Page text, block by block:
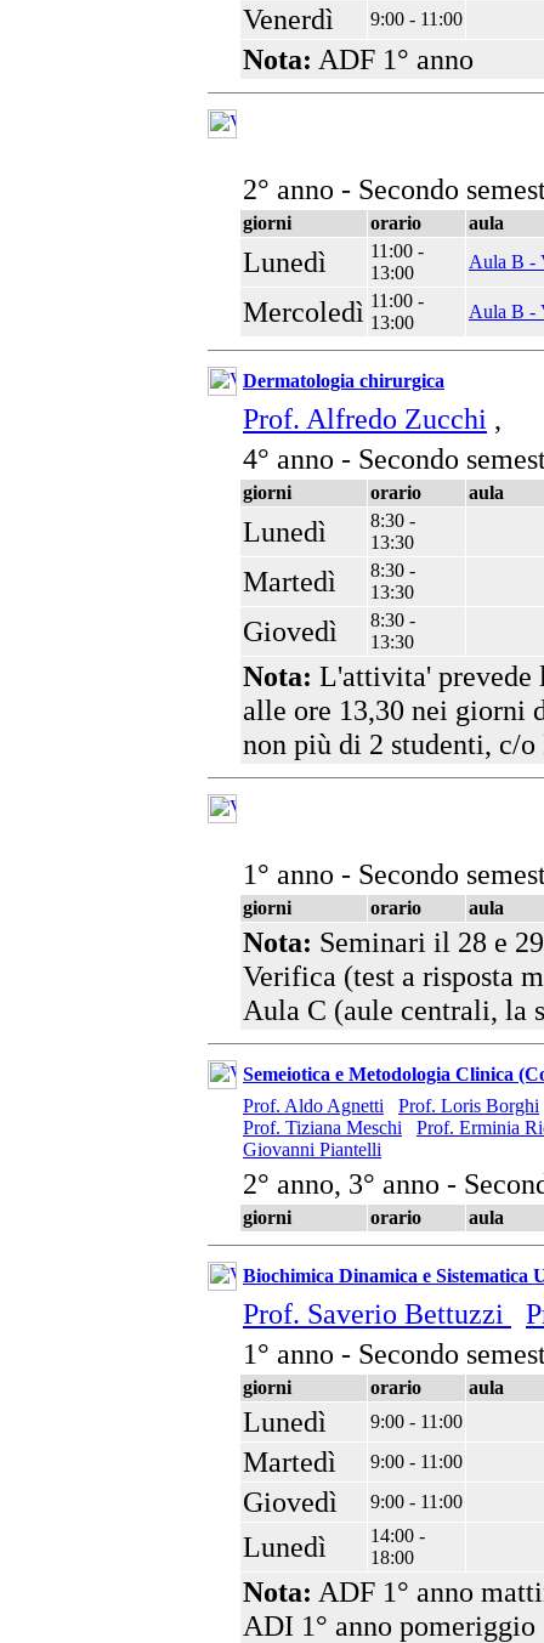
Venerdì 9:00 - 11:00
Nota: ADF 1° anno
2° anno - Secondo
giorni orario aula
Lunedì
11:00 -
13:00
Aula B -
Mercoledì 11:00 -
13:00
Aula B -
Dermatologia chirurgica
Prof. Alfredo Zucchi ,
4° anno - Secondo
giorni orario aula
Lunedì
8:30 -
13:30
Martedì
8:30 -
13:30
Giovedì
8:30 -
13:30
Nota: L'attivita' prevede
alle ore 13,30 nei giorni
non più di 2 studenti, c/
1° anno - Secondo
giorni orario aula
Nota: Seminari il 28 e
Verifica (test a risposta
Aula C (aule centrali, la
Semeiotica e Metodologia Clinica
Prof. Aldo Agnetti
Prof. Loris Borghi
Prof. Tiziana Meschi
Prof. Erminia
Giovanni Piantelli
2° anno, 3° anno -
giorni orario aula
Biochimica Dinamica e Sistematica
Prof. Saverio Bettuzzi
1° anno - Secondo
giorni orario aula
Lunedì 9:00 - 11:00
Martedì 9:00 - 11:00
Giovedì 9:00 - 11:00
Lunedì
14:00 -
18:00
Nota: ADF 1° anno
ADI 1° anno pomeriggio